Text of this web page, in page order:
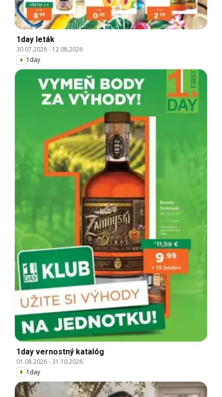
1day leták
30.07.2026- 12.08.2026
1day
1day vernostný katalóg
01.08.2026-31.10.2026
1day